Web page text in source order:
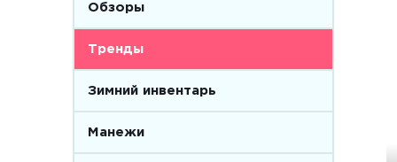
Обзоры
Тренды
Зимний инвентарь
Манежи